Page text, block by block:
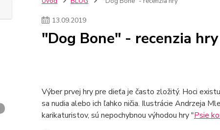
13.09.2019
"Dog Bone" - recenzia hry
Výber prvej hry pre dieťa je často zložitý. Hoci
sa nudia alebo ich ľahko ničia. Ilustrácie Andrzeja
karikaturistov, sú nepochybnou výhodou hry "Psie